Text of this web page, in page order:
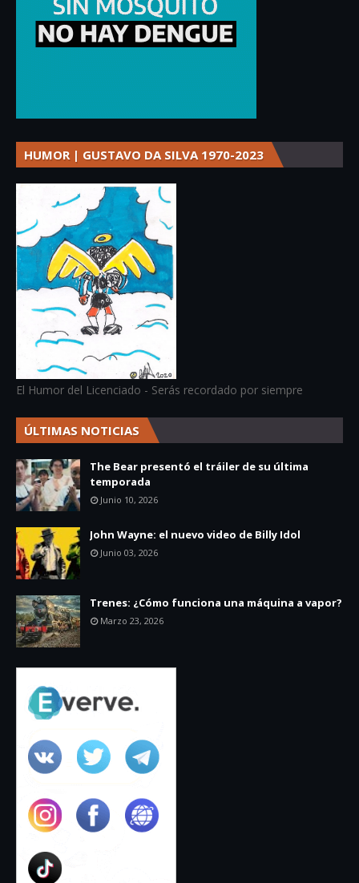
HUMOR | GUSTAVO DA SILVA 1970-2023
El Humor del Licenciado - Serás recordado por siempre
ÚLTIMAS NOTICIAS
The Bear presentó el tráiler de su última
temporada
Junio 10, 2026
John Wayne: el nuevo video de Billy Idol
Junio 03, 2026
Trenes: ¿Cómo funciona una máquina a vapor?
Marzo 23, 2026